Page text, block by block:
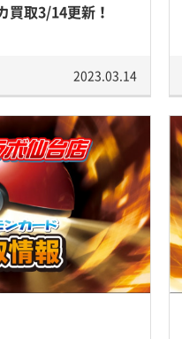
買取3/14更新！
2023.03.14